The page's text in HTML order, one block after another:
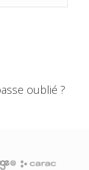
oublié ?